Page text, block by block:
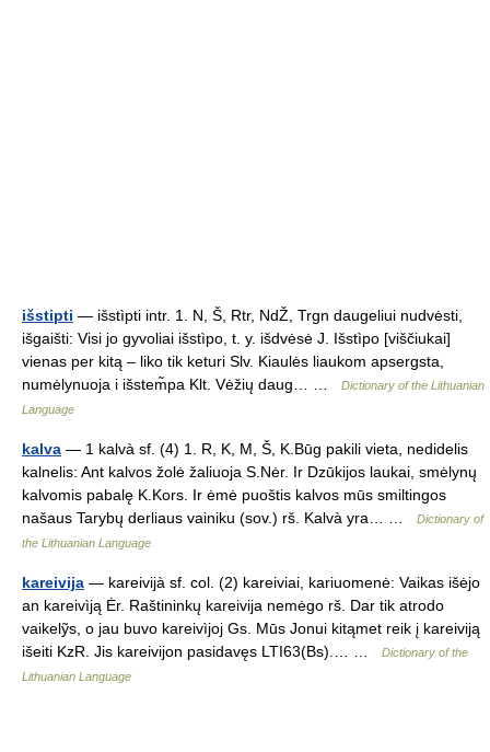
išstipti — išstìpti intr. 1. N, Š, Rtr, NdŽ, Trgn daugeliui nudvėsti,
išgaišti: Visi jo gyvoliai išstìpo, t. y. išdvėsė J. Išstìpo [viščiukai]
vienas per kitą – liko tik keturi Slv. Kiaulės liaukom apsergsta,
numėlynuoja i išstem̃pa Klt. Vėžių daug… …
Dictionary of the Lithuanian
Language
kalva — 1 kalvà sf. (4) 1. R, K, M, Š, K.Būg pakili vieta, nedidelis
kalnelis: Ant kalvos žolė žaliuoja S.Nėr. Ir Dzūkijos laukai, smėlynų
kalvomis pabalę K.Kors. Ir ėmė puoštis kalvos mūs smiltingos
našaus Tarybų derliaus vainiku (sov.) rš. Kalvà yra… …
Dictionary of
the Lithuanian Language
kareivija — kareivijà sf. col. (2) kareiviai, kariuomenė: Vaikas išėjo
an kareivìją Ėr. Raštininkų kareivija nemėgo rš. Dar tik atrodo
vaikelỹs, o jau buvo kareivìjoj Gs. Mūs Jonui kitąmet reik į kareiviją
išeiti KzR. Jis kareivijon pasidavęs LTI63(Bs).… …
Dictionary of the
Lithuanian Language